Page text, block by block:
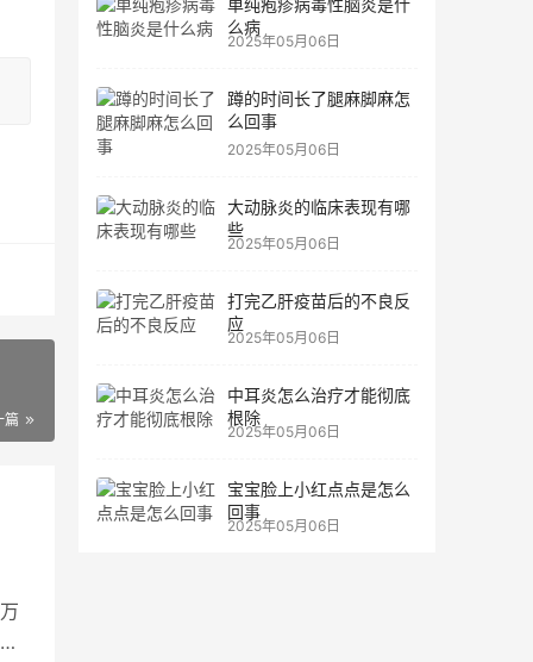
篇
单纯疱疹病毒性脑炎是什
么病
2025年05月06日
蹲的时间长了腿麻脚麻怎
么回事
2025年05月06日
大动脉炎的临床表现有哪
些
2025年05月06日
打完乙肝疫苗后的不良反
应
2025年05月06日
中耳炎怎么治疗才能彻底
根除
2025年05月06日
宝宝脸上小红点点是怎么
回事
2025年05月06日